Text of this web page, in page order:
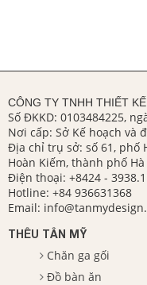
CÔNG TY TNHH THIẾT
Số ĐKKD: 0103484225,
Nơi cấp: Sở Kế hoạch và
Địa chỉ trụ sở: số 61, phố
Hoàn Kiếm, thành phố
Điện thoại: +8424 -
Hotline: +84 936631368
Email:
THÊU TÂN MỸ
Chăn ga gối
Đồ bàn ăn